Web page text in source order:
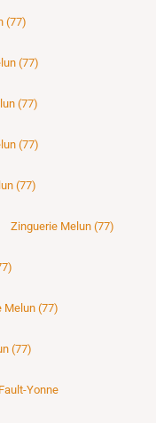
(77)
(77)
(77)
(77)
(77)
Zinguerie Melun (77)
Melun (77)
(77)
Yonne